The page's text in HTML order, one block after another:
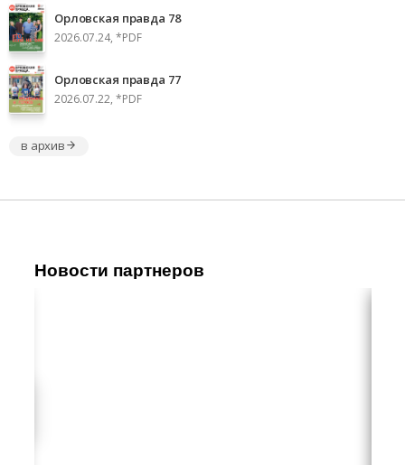
Орловская правда 78
2026.07.24, *PDF
Орловская правда 77
2026.07.22, *PDF
в архив
Новости партнеров